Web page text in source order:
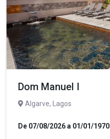
Dom Manuel I
Algarve, Lagos
De 07/08/2026 a 01/01/1970